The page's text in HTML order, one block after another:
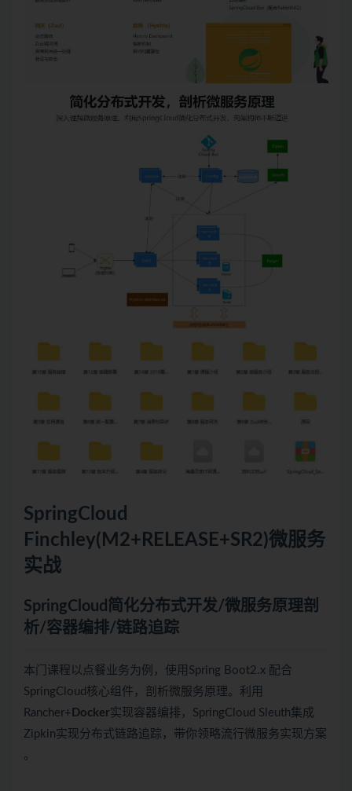
SpringCloud
Finchley(M2+RELEASE+SR2)微服务
实战
SpringCloud简化分布式开发/微服务原理剖
析/容器编排/链路追踪
本门课程以点餐业务为例，使用Spring Boot2.x 配合
SpringCloud核心组件，剖析微服务原理。利用
Rancher+ Docker实现容器编排，SpringCloud Sleuth集成
Zipkin实现分布式链路追踪，带你领略流行微服务实现方案
。